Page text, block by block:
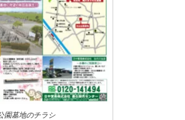
園墓地のチラシ